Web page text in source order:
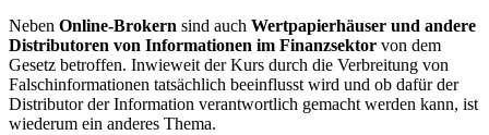
Neben Online-Brokern sind auch Wertpapierhäuser und andere
Distributoren von Informationen im Finanzsektor von dem
Gesetz betroffen. Inwieweit der Kurs durch die Verbreitung von
Falschinformationen tatsächlich beeinflusst wird und ob dafür der
Distributor der Information verantwortlich gemacht werden kann, ist
wiederum ein anderes Thema.